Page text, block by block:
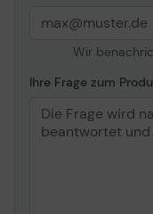
Wir
Ihre Frage zum